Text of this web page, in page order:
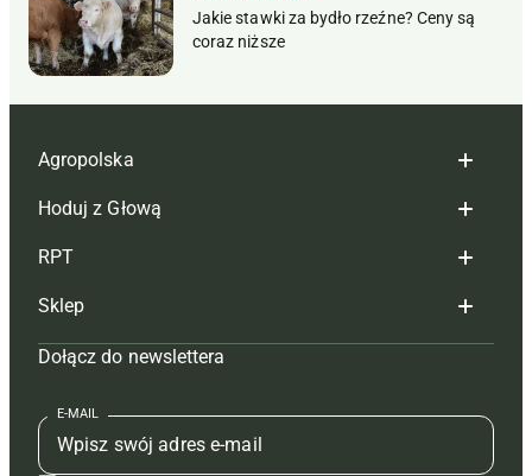
Jakie stawki za bydło rzeźne? Ceny są
coraz niższe
Agropolska
Redakcja
Reklama
Tagi
Mapa serwisu
Kontakt
Regulamin
Hoduj z Głową
Hoduj z głową bydło
Hoduj z głową świnie
Prenumerata
Redakcja
Kontakt
RPT
Redakcja
Prenumerata
Reklama
Kontakt
Sklep
Czasopisma i prenumerata
Książki
Regulamin
Dołącz do newslettera
E-MAIL